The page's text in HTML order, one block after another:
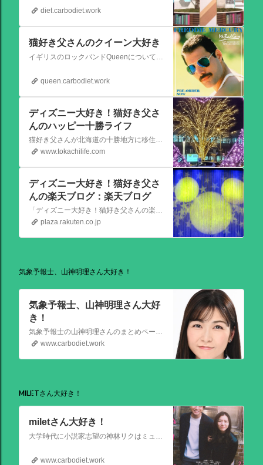
diet.carbodiet.work
猫好き父さんのクイーン大好き
queen.carbodiet.work
ディズニー大好き！猫好き父さ
んのハッピー十勝ライフ
猫好き父さんが北海道の十勝地方に移住しました。なれない北海道の暮らしについてお伝えします。
www.tokachilife.com
ディズニー大好き！猫好き父さ
んの楽天ブログ：楽天ブログ
「ディズニー大好き！猫好き父さんの楽天ブログ」にようこそ！ いろんなブログサービスが廃止になるなか満を持して楽天ブログをはじめようと思います。 よろしくお願いいたします。
plaza.rakuten.co.jp
気象予報士、山神明理さん大好き！
気象予報士、山神明理さん大好
き！
気象予報士の山神明理さんのまとめページを作成しました。情報があればこれからも更新します。 #山上明理 さんではありません、#山神明理 さんです。 #山神さんロス #気象予報士 #防災士 #山上あかり #DayDay
www.carbodiet.work
MILETさん大好き！
miletさん大好き！
www.carbodiet.work